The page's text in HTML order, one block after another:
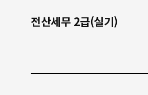
전산세무 2급(실기)